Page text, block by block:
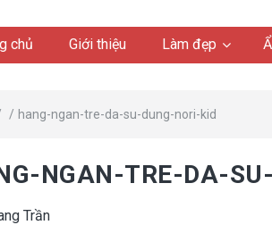
chủ Giới thiệu Làm đẹp
/ hang-ngan-tre-da-su-dung-nori-kid
NGAN-TRE-DA-
Trần